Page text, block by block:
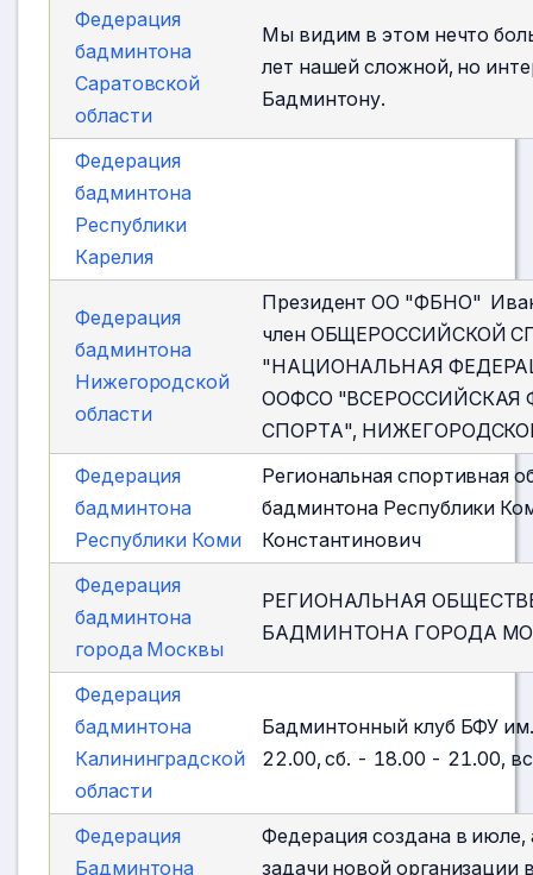
Федерация
бадминтона
Саратовской
области
Мы видим в этом нечто
лет нашей сложной, но
Бадминтону.
Федерация
бадминтона
Республики
Карелия
Федерация
бадминтона
Нижегородской
области
Президент ОО "ФБНО"
член ОБЩЕРОССИЙСКОЙ
"НАЦИОНАЛЬНАЯ
ООФСО
СПОРТА",
Федерация
бадминтона
Республики Коми
Региональная спортивная
бадминтона Республики
Константинович
Федерация
бадминтона
города Москвы
РЕГИОНАЛЬНАЯ
БАДМИНТОНА ГОРОДА
Федерация
бадминтона
Калининградской
области
Бадминтонный клуб БФУ
22.00, сб. - 18.00 - 21.00,
Федерация
Бадминтона
Федерация создана в
задачи новой организации